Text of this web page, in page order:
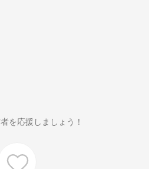
を応援しましょう！